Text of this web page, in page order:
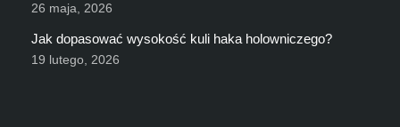
26 maja, 2026
Jak dopasować wysokość kuli haka holowniczego?
19 lutego, 2026